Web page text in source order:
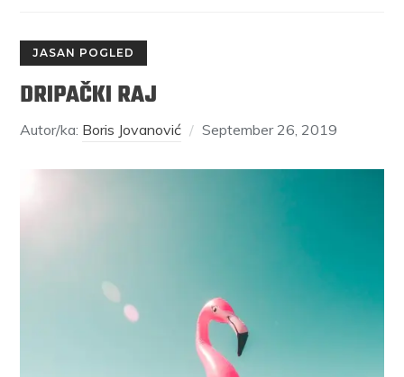
JASAN POGLED
DRIPAČKI RAJ
Autor/ka: Boris Jovanović September 26, 2019